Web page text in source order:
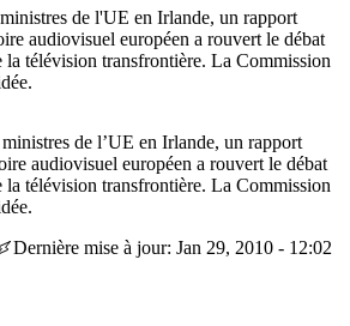
de l'UE en Irlande, un rapport
audiovisuel européen a rouvert le débat
la télévision transfrontière. La Commission
de l’UE en Irlande, un rapport
audiovisuel européen a rouvert le débat
la télévision transfrontière. La Commission
Dernière mise à jour: Jan 29, 2010 - 12:02